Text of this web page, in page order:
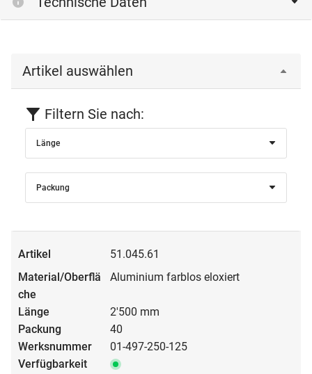
Artikel auswählen
Filtern Sie nach:
Länge
Packung
51.045.61
Aluminium farblos eloxiert
2'500 mm
40
01-497-250-125